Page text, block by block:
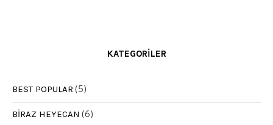
KATEGORILER
BEST POPULAR (5)
BIRAZ HEYECAN (6)